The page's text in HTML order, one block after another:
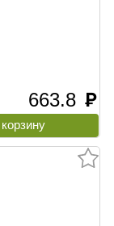
663.8 руб